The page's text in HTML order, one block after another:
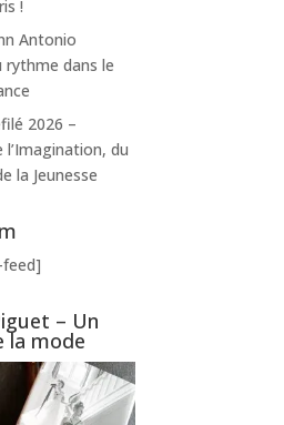
!
Antonio
dans le
2026 –
l’Imagination, du
la Jeunesse
– Un
la mode